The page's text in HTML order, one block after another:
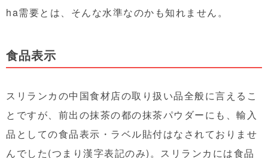
ha需要とは、そんな水準なのかも知れません。
食品表示
スリランカの中国食材店の取り扱い品全般に言えるこ
とですが、前出の抹茶の都の抹茶パウダーにも、輸入
品としての食品表示・ラベル貼付はなされておりませ
んでした(つまり漢字表記のみ)。スリランカには食品